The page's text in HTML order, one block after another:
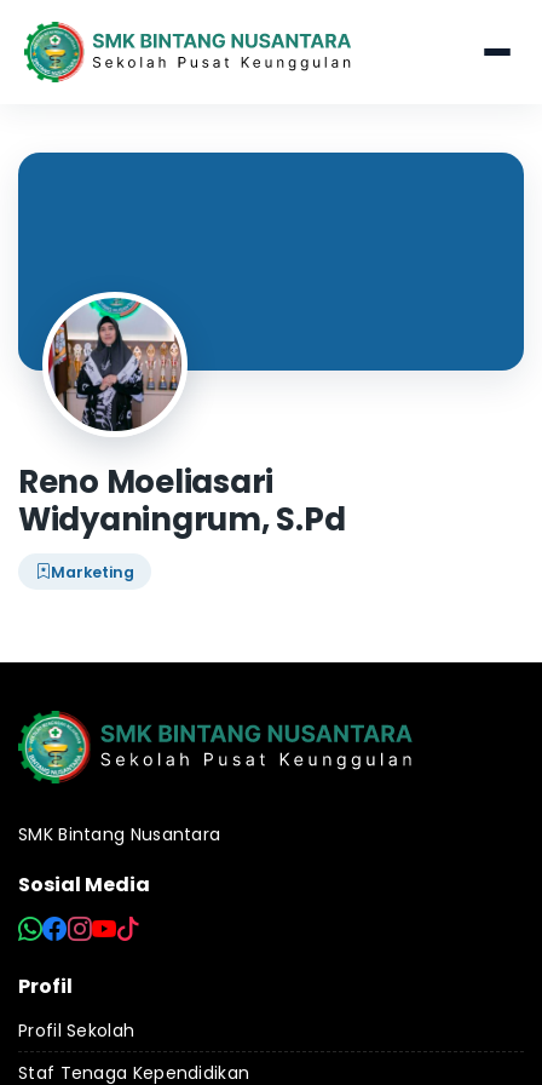
Reno Moeliasari
Widyaningrum, S.Pd
Marketing
SMK Bintang Nusantara
Sosial Media
Profil
Profil Sekolah
Staf Tenaga Kependidikan